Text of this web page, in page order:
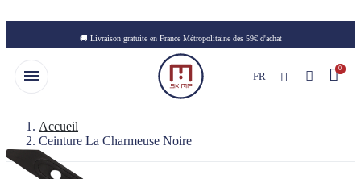
🚚 Livraison gratuite en France Métropolitaine dès 59€ d'achat
FR
Accueil
Ceinture La Charmeuse Noire